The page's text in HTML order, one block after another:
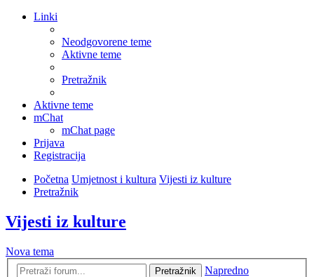
Linki
Neodgovorene teme
Aktivne teme
Pretražnik
Aktivne teme
mChat
mChat page
Prijava
Registracija
Početna Umjetnost i kultura Vijesti iz kulture
Pretražnik
Vijesti iz kulture
Nova tema
Pretražnik
Napredno